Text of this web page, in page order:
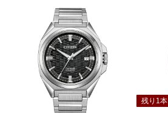
残り1本